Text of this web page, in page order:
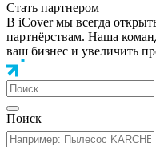
Стать партнером
В iCover мы всегда
партнёрствам. Наша
ваш бизнес и увеличить
Поиск